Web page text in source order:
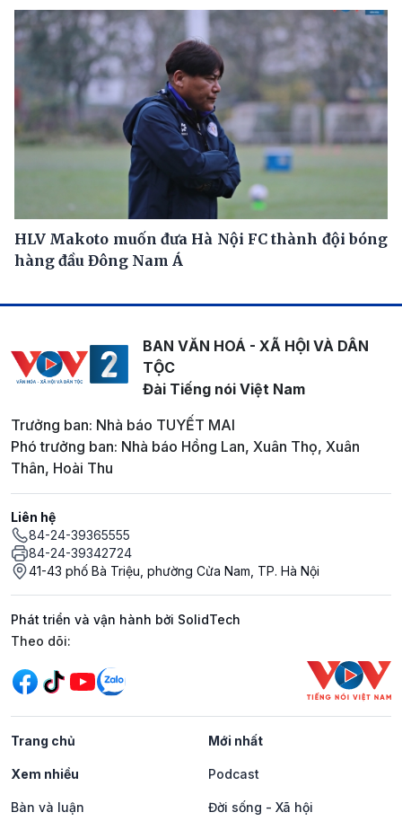
HLV Makoto muốn đưa Hà Nội FC thành đội bóng
hàng đầu Đông Nam Á
BAN VĂN HOÁ - XÃ HỘI VÀ DÂN
TỘC
Đài Tiếng nói Việt Nam
Trưởng ban: Nhà báo TUYẾT MAI
Phó trưởng ban: Nhà báo Hồng Lan, Xuân Thọ, Xuân
Thân, Hoài Thu
Liên hệ
84-24-39365555
84-24-39342724
41-43 phố Bà Triệu, phường Cửa Nam, TP. Hà Nội
Phát triển và vận hành bởi SolidTech
Mạng xã hội
Theo dõi:
Trang chủ Mới nhất
Xem nhiều Podcast
Bàn và luận Đời sống - Xã hội